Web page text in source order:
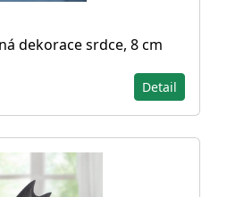
dekorace srdce, 8 cm
Detail